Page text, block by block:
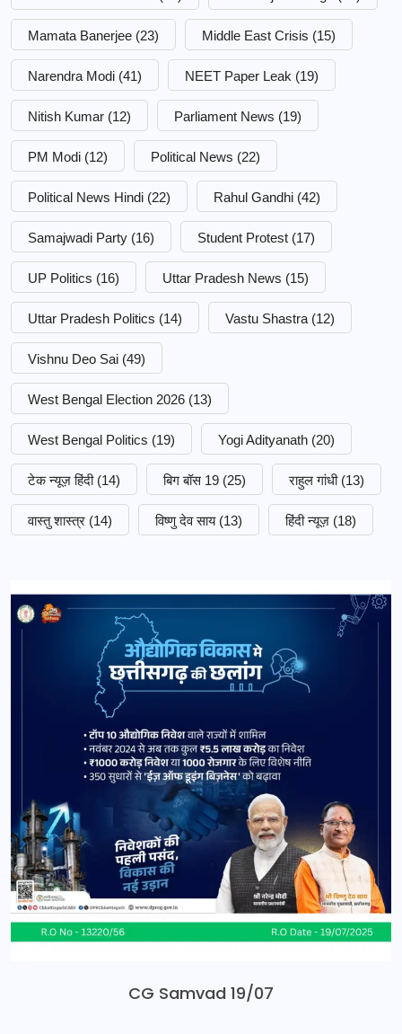
Mamata Banerjee (23) Middle East Crisis (15)
Narendra Modi (41) NEET Paper Leak (19)
Nitish Kumar (12) Parliament News (19)
PM Modi (12) Political News (22)
Political News Hindi (22) Rahul Gandhi (42)
Samajwadi Party (16) Student Protest (17)
UP Politics (16) Uttar Pradesh News (15)
Uttar Pradesh Politics (14) Vastu Shastra (12)
Vishnu Deo Sai (49)
West Bengal Election 2026 (13)
West Bengal Politics (19) Yogi Adityanath (20)
टेक न्यूज़ हिंदी (14) बिग बॉस 19 (25) राहुल गांधी (13)
वास्तु शास्त्र (14) विष्णु देव साय (13) हिंदी न्यूज़ (18)
CG Samvad 19/07